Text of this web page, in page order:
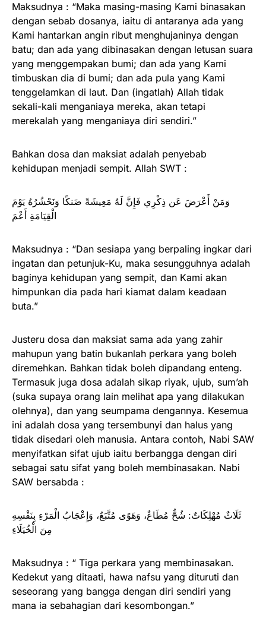
Maksudnya : “Maka masing-masing Kami binasakan
dengan sebab dosanya, iaitu di antaranya ada yang
Kami hantarkan angin ribut menghujaninya dengan
batu; dan ada yang dibinasakan dengan letusan suara
yang menggempakan bumi; dan ada yang Kami
timbuskan dia di bumi; dan ada pula yang Kami
tenggelamkan di laut. Dan (ingatlah) Allah tidak
sekali-kali menganiaya mereka, akan tetapi
merekalah yang menganiaya diri sendiri.”
Bahkan dosa dan maksiat adalah penyebab
kehidupan menjadi sempit. Allah SWT :
وَمَنْ أَعْرَضَ عَن ذِكْرِي فَإِنَّ لَهُ مَعِيشَةً ضَنكًا وَنَحْشُرُهُ يَوْمَ
الْقِيَامَةِ أَعْمَ
Maksudnya : “Dan sesiapa yang berpaling ingkar dari
ingatan dan petunjuk-Ku, maka sesungguhnya adalah
baginya kehidupan yang sempit, dan Kami akan
himpunkan dia pada hari kiamat dalam keadaan
buta.”
Justeru dosa dan maksiat sama ada yang zahir
mahupun yang batin bukanlah perkara yang boleh
diremehkan. Bahkan tidak boleh dipandang enteng.
Termasuk juga dosa adalah sikap riyak, ujub, sum’ah
(suka supaya orang lain melihat apa yang dilakukan
olehnya), dan yang seumpama dengannya. Kesemua
ini adalah dosa yang tersembunyi dan halus yang
tidak disedari oleh manusia. Antara contoh, Nabi SAW
menyifatkan sifat ujub iaitu berbangga dengan diri
sebagai satu sifat yang boleh membinasakan. Nabi
SAW bersabda :
ثَلَاثٌ مُهْلِكَاتٌ: شُحٌّ مُطَاعٌ، وَهَوًى مُتَّبَعٌ، ‌وَإِعْجَابُ ‌الْمَرْءِ ‌بِنَفْسِهِ
مِنَ الْخُيَلَاءِ
Maksudnya : “ Tiga perkara yang membinasakan.
Kedekut yang ditaati, hawa nafsu yang dituruti dan
seseorang yang bangga dengan diri sendiri yang
mana ia sebahagian dari kesombongan.”